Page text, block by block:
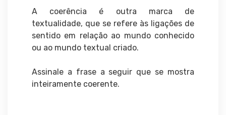
A coerência é outra marca de
textualidade, que se refere às ligações de
sentido em relação ao mundo conhecido
ou ao mundo textual criado.
Assinale a frase a seguir que se mostra
inteiramente coerente.